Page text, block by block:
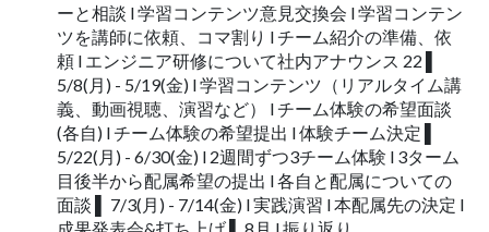
ーと相談 l 学習コンテンツ意⾒交換会 l 学習コンテン
ツを講師に依頼、コマ割り l チーム紹介の準備、依
頼 l エンジニア研修について社内アナウンス 22 ▌
5/8(⽉) - 5/19(⾦) l 学習コンテンツ（リアルタイム講
義、動画視聴、演習など） l チーム体験の希望⾯談
(各⾃) l チーム体験の希望提出 l 体験チーム決定 ▌
5/22(⽉) - 6/30(⾦) l 2週間ずつ3チーム体験 l 3ターム
⽬後半から配属希望の提出 l 各⾃と配属についての
⾯談 ▌ 7/3(⽉) - 7/14(⾦) l 実践演習 l 本配属先の決定 l
成果発表会&打ち上げ ▌ 8⽉ l 振り返り